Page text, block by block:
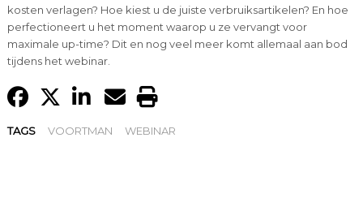
kosten verlagen? Hoe kiest u de juiste verbruiksartikelen? En hoe
perfectioneert u het moment waarop u ze vervangt voor
maximale up-time? Dit en nog veel meer komt allemaal aan bod
tijdens het webinar.
TAGS VOORTMAN WEBINAR